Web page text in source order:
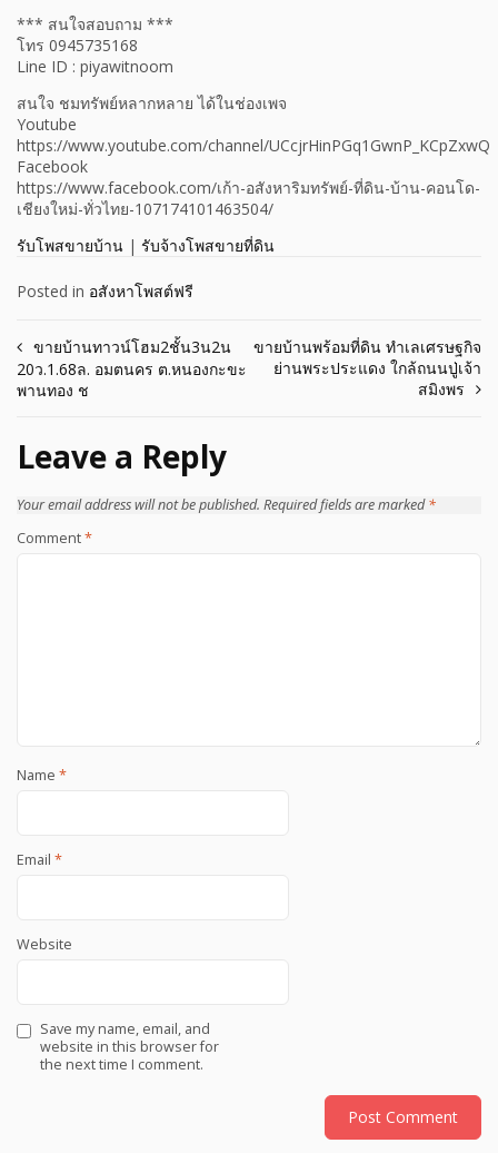
*** สนใจสอบถาม ***
โทร 0945735168
Line ID : piyawitnoom
สนใจ ชมทรัพย์หลากหลาย ได้ในช่องเพจ
Youtube
https://www.youtube.com/channel/UCcjrHinPGq1GwnP_KCpZxwQ
Facebook
https://www.facebook.com/เก้า-อสังหาริมทรัพย์-ที่ดิน-บ้าน-คอนโด-
เชียงใหม่-ทั่วไทย-107174101463504/
รับโพสขายบ้าน | รับจ้างโพสขายที่ดิน
Posted in อสังหาโพสต์ฟรี
Post
navigation
ขายบ้านทาวน์โฮม2ชั้น3น2น
20ว.1.68ล.​ อมตนคร ต.หนองกะขะ​
พานทอง​ ช
ขายบ้านพร้อมที่ดิน ทำเลเศรษฐกิจ
ย่านพระประแดง ใกล้ถนนปู่เจ้า
สมิงพร
Leave a Reply
Your email address will not be published. Required fields are marked*
Comment*
Name *
Email *
Website
Save my name, email, and
website in this browser for
the next time I comment.